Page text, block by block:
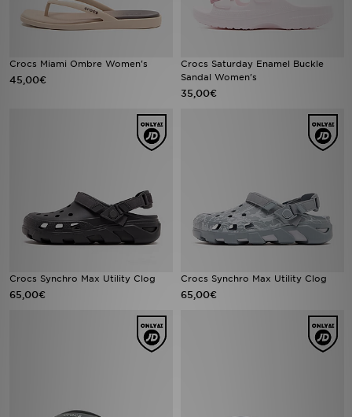
Crocs Miami Ombre Women's
45,00€
Crocs Saturday Enamel Buckle
Sandal Women's
35,00€
Crocs Synchro Max Utility Clog
65,00€
Crocs Synchro Max Utility Clog
65,00€